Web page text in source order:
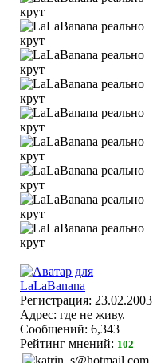
Регистрация: 23.02.2003
Адрес: где не живу.
Сообщений: 6,343
Рейтинг мнений: 102